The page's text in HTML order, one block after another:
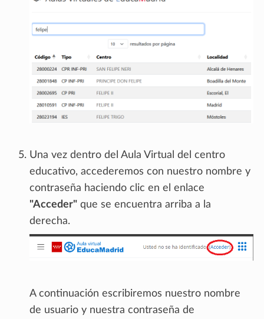
Una vez dentro del Aula Virtual del centro
educativo, accederemos con nuestro nombre y
contraseña haciendo clic en el enlace
"Acceder" que se encuentra arriba a la
derecha.
A continuación escribiremos nuestro nombre
de usuario y nuestra contraseña de